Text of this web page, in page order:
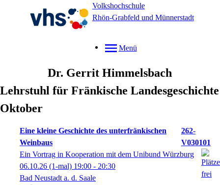
Volkshochschule
Rhön-Grabfeld und Münnerstadt
Menü
Dr. Gerrit Himmelsbach
Lehrstuhl für Fränkische Landesgeschichte
Oktober
Eine kleine Geschichte des unterfränkischen
Weinbaus
262-
V030101
Ein Vortrag in Kooperation mit dem Unibund Würzburg
06.10.26 (1-mal) 19:00 - 20:30
Bad Neustadt a. d. Saale